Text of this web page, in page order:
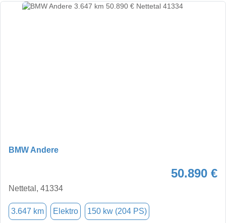
BMW Andere
50.890 €
Nettetal, 41334
3.647 km Elektro 150 kw (204 PS)